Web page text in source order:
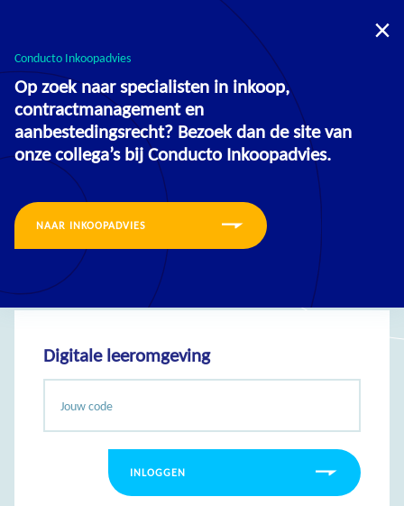
Inkoopadvies
Inloggen
Voer hier jouw persoonlijke inlogcode in om naar de digitale leeromgeving
te gaan.
Digitale leeromgeving
INLOGGEN
Conducto Inkoopadvies
Op zoek naar specialisten in inkoop,
contractmanagement en
aanbestedingsrecht? Bezoek dan de site van
onze collega’s bij Conducto Inkoopadvies.
NAAR INKOOPADVIES